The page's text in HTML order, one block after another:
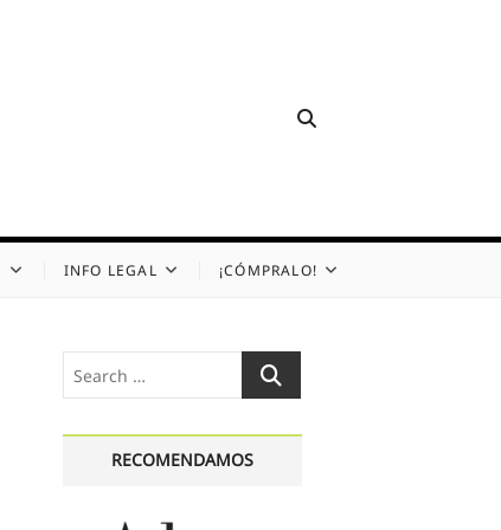
INFO LEGAL ¡CÓMPRALO!
Search
…
RECOMENDAMOS